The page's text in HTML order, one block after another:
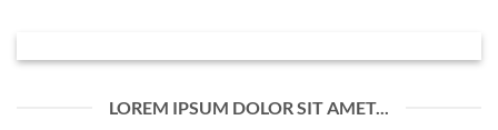
LOREM IPSUM DOLOR SIT AMET...